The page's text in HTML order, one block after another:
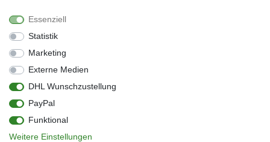
Sie können den Newsletter jederzeit kostenlos abbestellen.
** gilt für Lieferungen innerhalb Deutschlands, Lieferzeiten für andere Länder
entnehmen Sie bitte der Schaltfläche mit den Versandinformationen
Widerrufs­recht
Kontakt
Barrierefreiheitserklärung
Zahlung & Versand
Vertrag widerrufen
Essenziell
Statistik
Marketing
Externe Medien
DHL Wunschzustellung
PayPal
Funktional
Weitere Einstellungen